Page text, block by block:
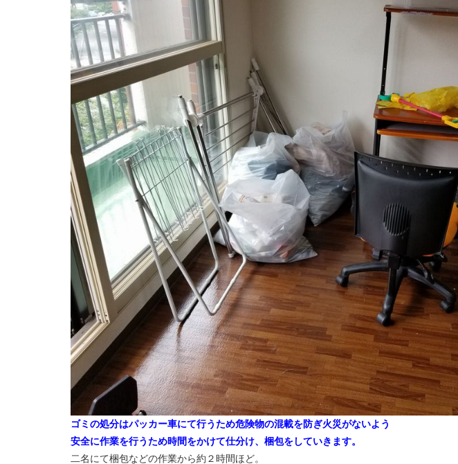
ゴミの処分はパッカー車にて行うため危険物の混載を防ぎ火災がないよう
安全に作業を行うため時間をかけて仕分け、梱包をしていきます。
二名にて梱包などの作業から約２時間ほど。